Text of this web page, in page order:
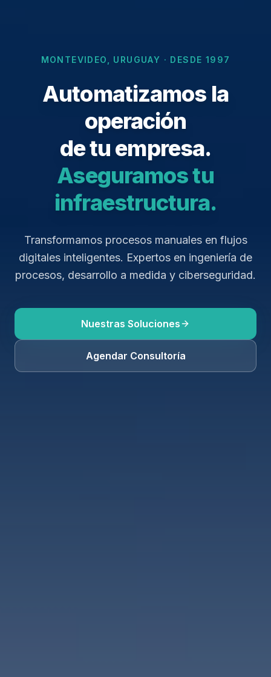
MONTEVIDEO, URUGUAY · DESDE 1997
Automatizamos la
operación
de tu empresa.
Aseguramos tu
infraestructura.
Transformamos procesos manuales en flujos
digitales inteligentes. Expertos en ingeniería de
procesos, desarrollo a medida y ciberseguridad.
Nuestras Soluciones
Agendar Consultoría